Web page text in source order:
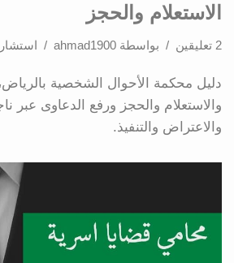
الاستعلام والحجز
2 تعليقين بواسطة ahmad1900
دليل محكمة الأحوال الشخصية
والاستعلام والحجز ورفع الدعاوى عبر
والاعتراض والتنفيذ.